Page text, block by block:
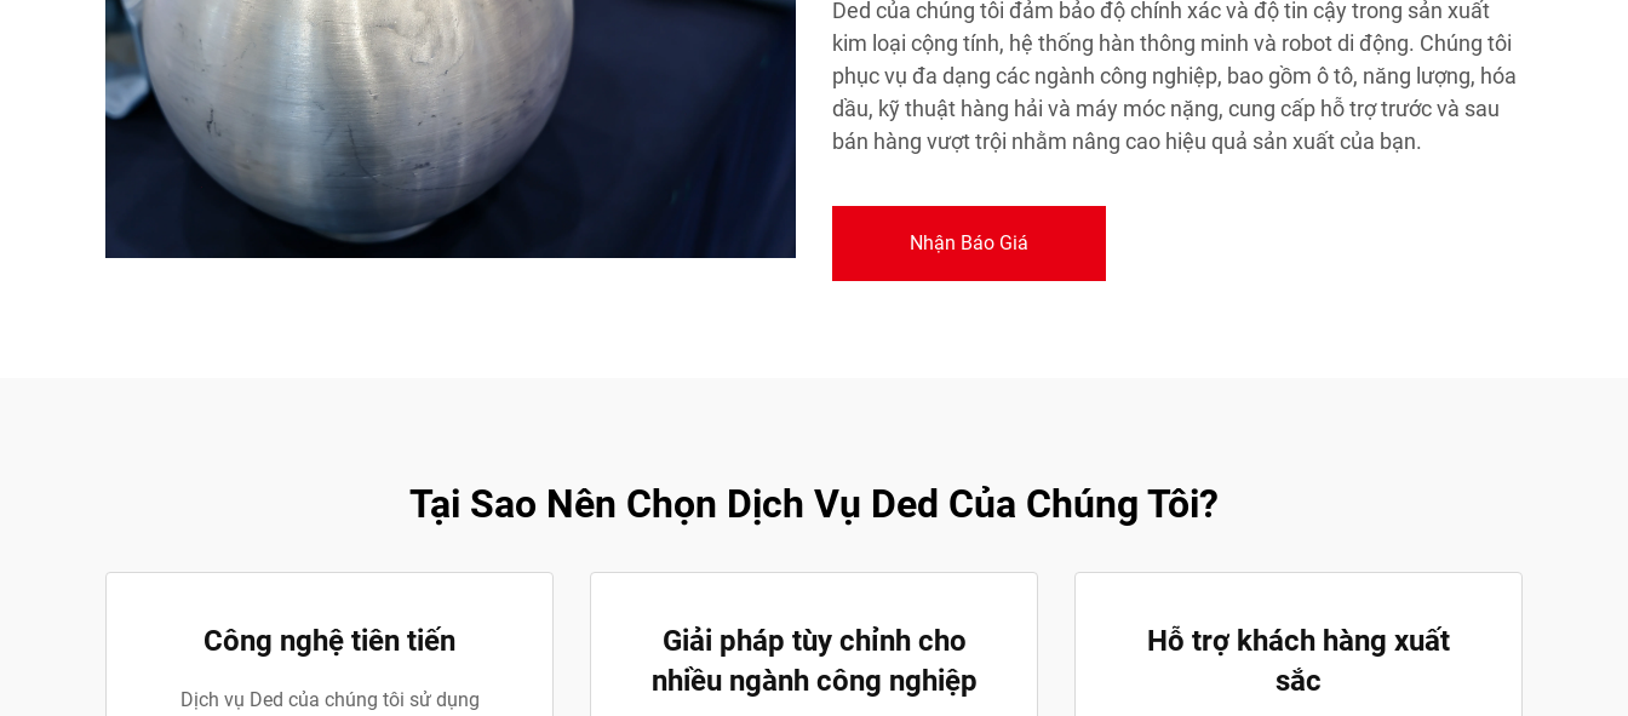
Ded của chúng tôi đảm bảo độ chính xác và độ tin cậy trong sản xuất
kim loại cộng tính, hệ thống hàn thông minh và robot di động. Chúng tôi
phục vụ đa dạng các ngành công nghiệp, bao gồm ô tô, năng lượng, hóa
dầu, kỹ thuật hàng hải và máy móc nặng, cung cấp hỗ trợ trước và sau
bán hàng vượt trội nhằm nâng cao hiệu quả sản xuất của bạn.
Nhận Báo Giá
Tại Sao Nên Chọn Dịch Vụ Ded Của Chúng Tôi?
Công nghệ tiên tiến
Dịch vụ Ded của chúng tôi sử dụng
Giải pháp tùy chỉnh cho
nhiều ngành công nghiệp
Hỗ trợ khách hàng xuất
sắc